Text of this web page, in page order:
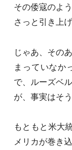
その倭寇のよ
さっと引き上
じゃあ、その
まっていなか
で、ルーズベ
が、事実はそ
もともと米大
メリカが巻き